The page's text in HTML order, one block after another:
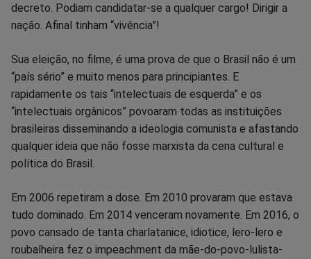
decreto. Podiam candidatar-se a qualquer cargo! Dirigir a
nação. Afinal tinham “vivência”!
Sua eleição, no filme, é uma prova de que o Brasil não é um
“país sério” e muito menos para principiantes. E
rapidamente os tais “intelectuais de esquerda” e os
“intelectuais orgânicos” povoaram todas as instituições
brasileiras disseminando a ideologia comunista e afastando
qualquer ideia que não fosse marxista da cena cultural e
política do Brasil.
Em 2006 repetiram a dose. Em 2010 provaram que estava
tudo dominado. Em 2014 venceram novamente. Em 2016, o
povo cansado de tanta charlatanice, idiotice, lero-lero e
roubalheira fez o impeachment da mãe-do-povo-lulista-